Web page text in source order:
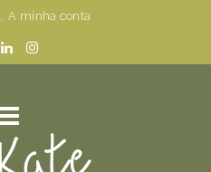
.A minha conta